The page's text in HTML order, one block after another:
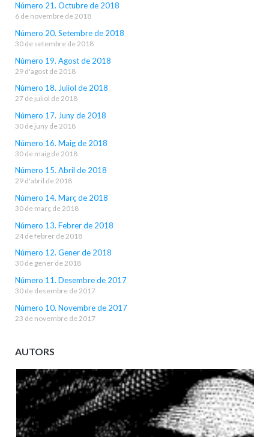
Número 21. Octubre de 2018
6 de novembre de 2018
Número 20. Setembre de 2018
30 de setembre de 2018
Número 19. Agost de 2018
29 d'agost de 2018
Número 18. Juliol de 2018
27 de juliol de 2018
Número 17. Juny de 2018
30 de juny de 2018
Número 16. Maig de 2018
30 de maig de 2018
Número 15. Abril de 2018
29 d'abril de 2018
Número 14. Març de 2018
30 de març de 2018
Número 13. Febrer de 2018
24 de febrer de 2018
Número 12. Gener de 2018
30 de gener de 2018
Número 11. Desembre de 2017
30 de desembre de 2017
Número 10. Novembre de 2017
23 de novembre de 2017
AUTORS